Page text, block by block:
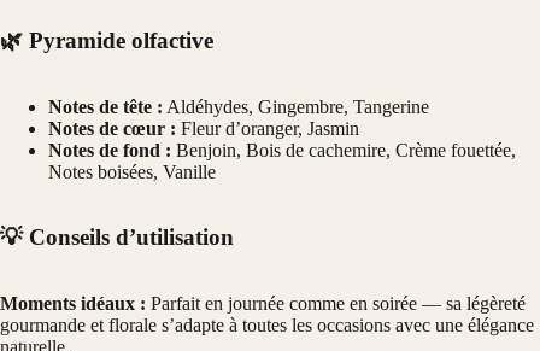
🌿 Pyramide olfactive
Notes de tête : Aldéhydes, Gingembre, Tangerine
Notes de cœur : Fleur d’oranger, Jasmin
Notes de fond : Benjoin, Bois de cachemire, Crème fouettée,
Notes boisées, Vanille
💡 Conseils d’utilisation
Moments idéaux : Parfait en journée comme en soirée — sa légèreté
gourmande et florale s’adapte à toutes les occasions avec une élégance